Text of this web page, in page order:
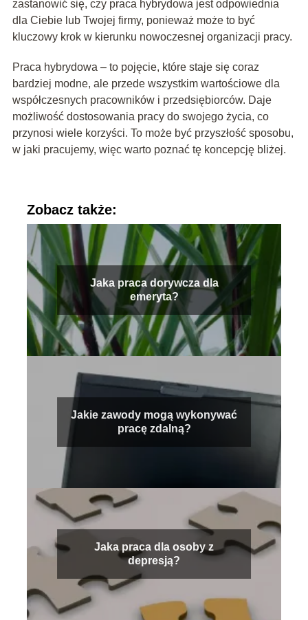
zastanowić się, czy praca hybrydowa jest odpowiednia
dla Ciebie lub Twojej firmy, ponieważ może to być
kluczowy krok w kierunku nowoczesnej organizacji pracy.
Praca hybrydowa – to pojęcie, które staje się coraz
bardziej modne, ale przede wszystkim wartościowe dla
współczesnych pracowników i przedsiębiorców. Daje
możliwość dostosowania pracy do swojego życia, co
przynosi wiele korzyści. To może być przyszłość sposobu,
w jaki pracujemy, więc warto poznać tę koncepcję bliżej.
Zobacz także:
Jaka praca dorywcza dla
emeryta?
Jakie zawody mogą wykonywać
pracę zdalną?
Jaka praca dla osoby z
depresją?